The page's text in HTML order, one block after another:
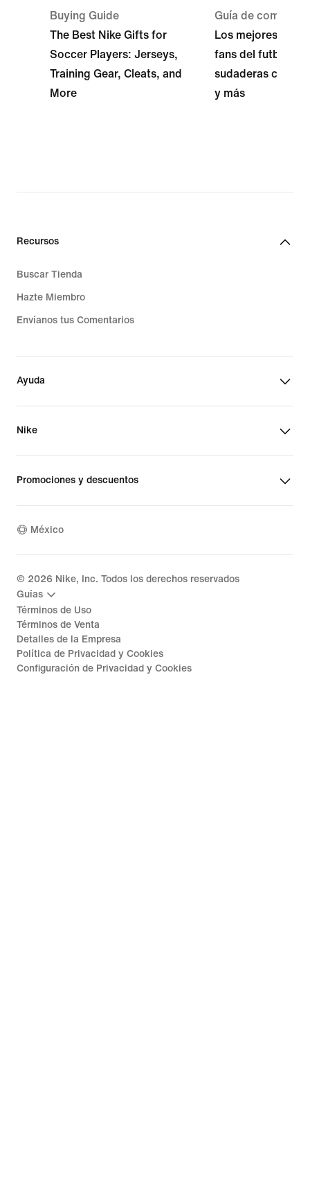
Buying Guide
The Best Nike Gifts for
Soccer Players: Jerseys,
Training Gear, Cleats, and
More
Guía de compra
Los mejores
fans del futbol:
sudaderas con
y más
Recursos
Buscar Tienda
Hazte Miembro
Envíanos tus Comentarios
Ayuda
Nike
Promociones y descuentos
México
© 2026 Nike, Inc. Todos los derechos reservados
Guías
Términos de Uso
Términos de Venta
Detalles de la Empresa
Política de Privacidad y Cookies
Configuración de Privacidad y Cookies